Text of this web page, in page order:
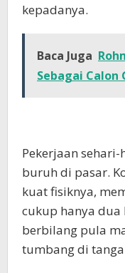
kepadanya.
Baca Juga
Sebagai Calon
Pekerjaan
buruh di pasar.
kuat fisiknya,
cukup hanya
berbilang pula
tumbang di